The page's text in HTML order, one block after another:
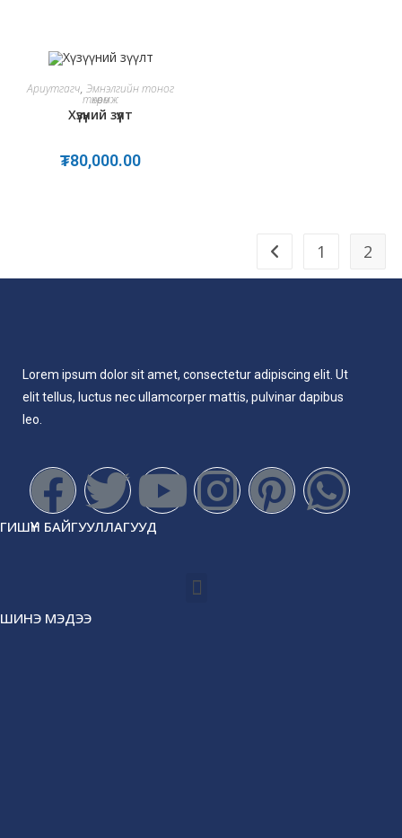
ADD TO CART
Ариутгагч, Эмнэлгийн тоног
төхөөрөмж
Хүзүүний зүүлт
₮80,000.00
1 2
Lorem ipsum dolor sit amet, consectetur adipiscing elit. Ut
elit tellus, luctus nec ullamcorper mattis, pulvinar dapibus
leo.
ГИШҮҮН БАЙГУУЛЛАГУУД
ШИНЭ МЭДЭЭ